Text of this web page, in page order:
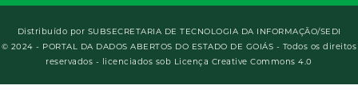
Distribuído por SUBSECRETARIA DE TECNOLOGIA DA INFORMAÇÃO/SEDI
© 2024 - PORTAL DA DADOS ABERTOS DO ESTADO DE GOIÁS - Todos os direitos
reservados - licenciados sob Licença Creative Commons 4.0